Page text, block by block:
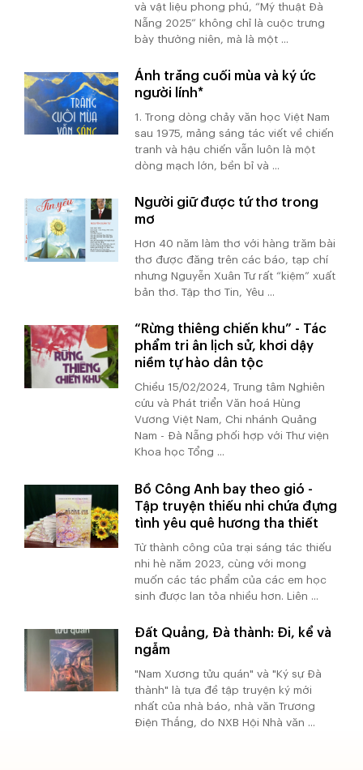
và vật liệu phong phú, “Mỹ thuật Đà
Nẵng 2025” không chỉ là cuộc trưng
bày thường niên, mà là một ...
Ánh trăng cuối mùa và ký ức
người lính*
1. Trong dòng chảy văn học Việt Nam
sau 1975, mảng sáng tác viết về chiến
tranh và hậu chiến vẫn luôn là một
dòng mạch lớn, bền bỉ và ...
Người giữ được tứ thơ trong
mơ
Hơn 40 năm làm thơ với hàng trăm bài
thơ được đăng trên các báo, tạp chí
nhưng Nguyễn Xuân Tư rất “kiệm” xuất
bản thơ. Tập thơ Tin, Yêu ...
“Rừng thiêng chiến khu” - Tác
phẩm tri ân lịch sử, khơi dậy
niềm tự hào dân tộc
Chiều 15/02/2024, Trung tâm Nghiên
cứu và Phát triển Văn hoá Hùng
Vương Việt Nam, Chi nhánh Quảng
Nam - Đà Nẵng phối hợp với Thư viện
Khoa học Tổng ...
Bồ Công Anh bay theo gió -
Tập truyện thiếu nhi chứa đựng
tình yêu quê hương tha thiết
Từ thành công của trại sáng tác thiếu
nhi hè năm 2023, cùng với mong
muốn các tác phẩm của các em học
sinh được lan tỏa nhiều hơn. Liên ...
Đất Quảng, Đà thành: Đi, kể và
ngẫm
"Nam Xương tửu quán" và "Ký sự Đà
thành" là tựa đề tập truyện ký mới
nhất của nhà báo, nhà văn Trương
Điện Thắng, do NXB Hội Nhà văn ...